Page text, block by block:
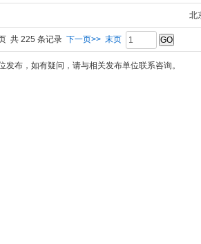
北
共 225 条记录 下一页>> 末页
发布，如有疑问，请与相关发布单位联系咨询。